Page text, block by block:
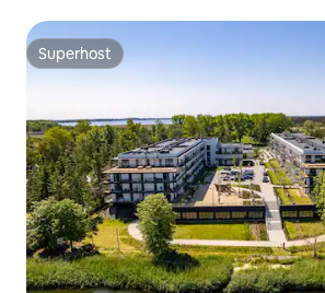
Superhost
Superhost